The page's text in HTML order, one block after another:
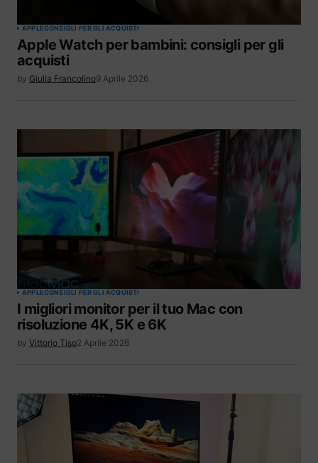
APPLECONSIGLI PER GLI ACQUISTI
Apple Watch per bambini: consigli per gli
acquisti
by Giulia Francolino9 Aprile 2026
APPLECONSIGLI PER GLI ACQUISTI
I migliori monitor per il tuo Mac con
risoluzione 4K, 5K e 6K
by Vittorio Tiso2 Aprile 2026